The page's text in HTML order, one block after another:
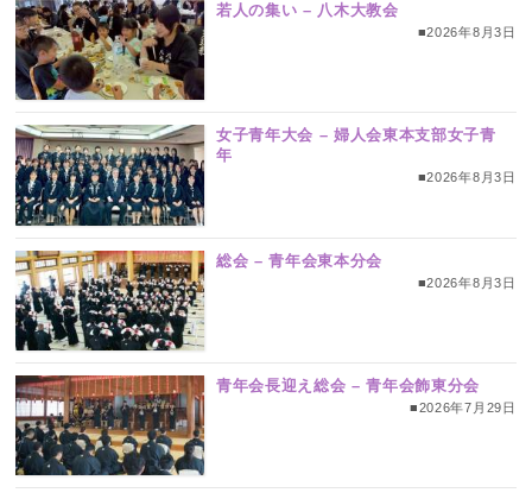
若人の集い – 八木大教会
■2026年8月3日
女子青年大会 – 婦人会東本支部女子青
年
■2026年8月3日
総会 – 青年会東本分会
■2026年8月3日
青年会長迎え総会 – 青年会飾東分会
■2026年7月29日